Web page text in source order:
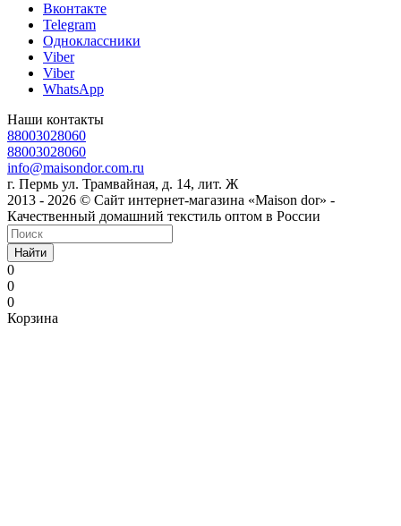
Вконтакте
Telegram
Одноклассники
Viber
Viber
WhatsApp
Наши контакты
88003028060
88003028060
info@maisondor.com.ru
г. Пермь ул. Трамвайная, д. 14, лит. Ж
2013 - 2026 © Сайт интернет-магазина «Maison dor» -
Качественный домашний текстиль оптом в России
Найти
0
0
0
Корзина